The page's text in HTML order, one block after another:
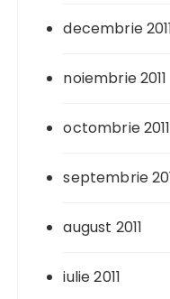
decembrie
noiembrie 2011
octombrie 2011
septembrie
august 2011
iulie 2011